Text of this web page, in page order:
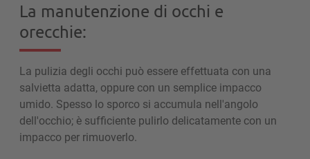
La manutenzione di occhi e
orecchie:
La pulizia degli occhi può essere effettuata con una
salvietta adatta, oppure con un semplice impacco
umido. Spesso lo sporco si accumula nell'angolo
dell'occhio; è sufficiente pulirlo delicatamente con un
impacco per rimuoverlo.